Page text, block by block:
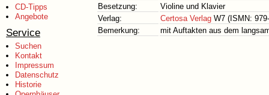
CD-Tipps
Angebote
Service
Suchen
Kontakt
Impressum
Datenschutz
Historie
Besetzung:
Violine und Klavier
Verlag:
Certosa Verlag W7 (ISMN:
Bemerkung:
mit Auftakten aus dem